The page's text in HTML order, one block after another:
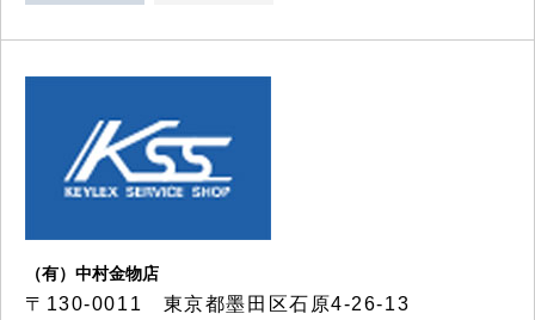
（有）中村金物店
〒130-0011 東京都墨田区石原4-26-13